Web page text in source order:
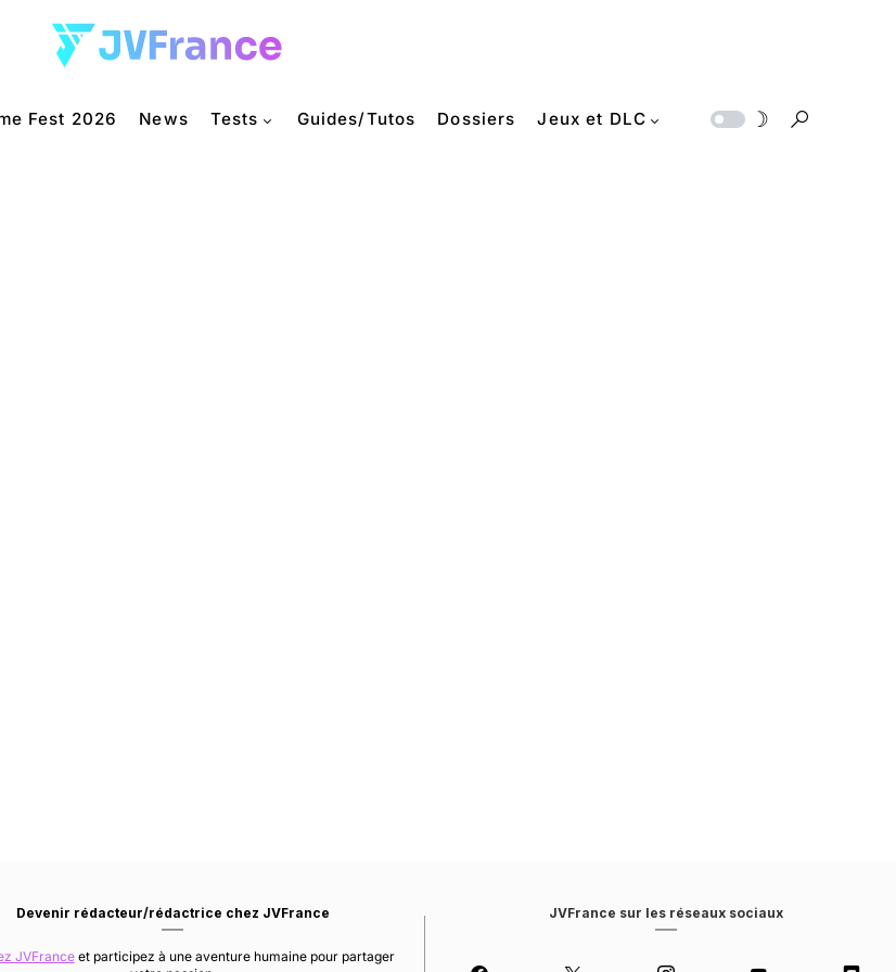
Fest 2026 News Tests Guides/Tutos Dossiers Jeux et DLC
Devenir rédacteur/rédactrice chez JVFrance
JVFranceet participez à une aventure humaine pour partager
JVFrance sur les réseaux sociaux